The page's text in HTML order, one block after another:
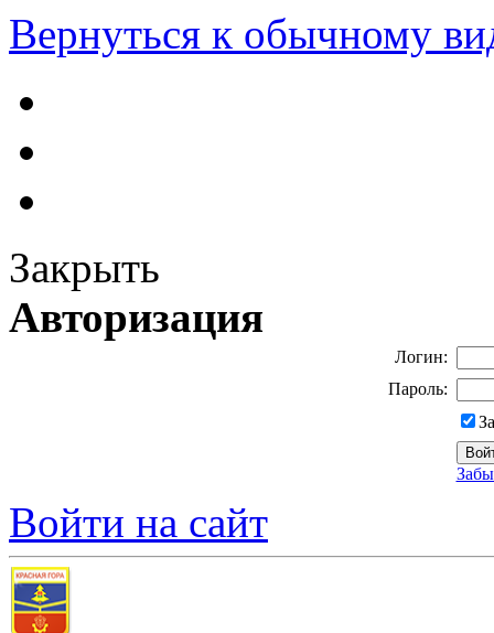
Вернуться к обычному
Закрыть
Авторизация
Логин:
Пароль:
Войти на сайт